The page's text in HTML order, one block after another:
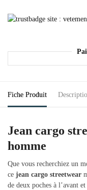
Fiche Produit
Jean cargo
homme
Que vous recherchiez un
ce jean cargo streetwear
de deux poches à l’avant